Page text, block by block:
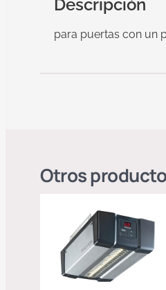
Descripción
para puertas con un
Otros